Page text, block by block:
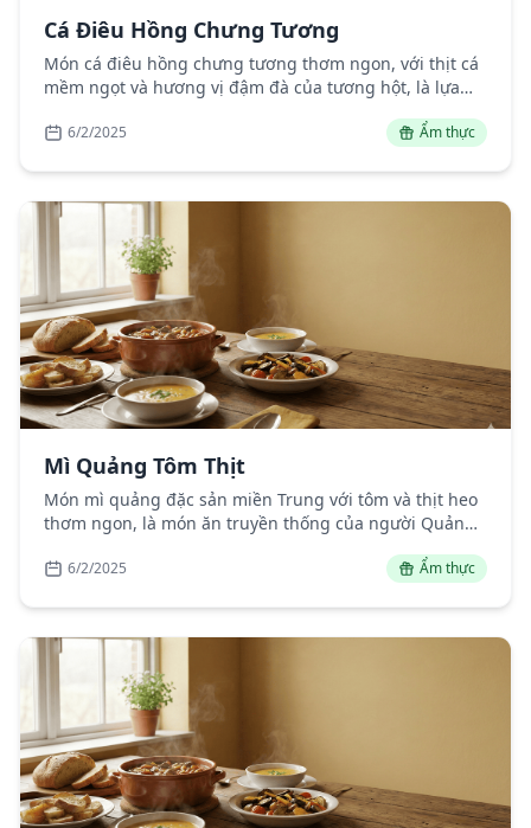
Cá Điêu Hồng Chưng Tương
Món cá điêu hồng chưng tương thơm ngon, với thịt cá
mềm ngọt và hương vị đậm đà của tương hột, là lựa
6/2/2025 Ẩm thực
Mì Quảng Tôm Thịt
Món mì quảng đặc sản miền Trung với tôm và thịt heo
thơm ngon, là món ăn truyền thống của người Quảng
6/2/2025 Ẩm thực